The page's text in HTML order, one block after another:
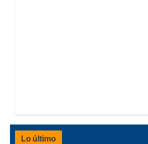
Lo último